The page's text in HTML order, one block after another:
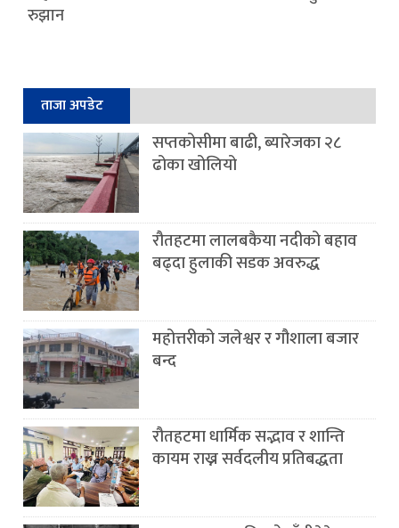
रुझान
ताजा अपडेट
सप्तकोसीमा बाढी, ब्यारेजका २८
ढोका खोलियो
रौतहटमा लालबकैया नदीको बहाव
बढ्दा हुलाकी सडक अवरुद्ध
महोत्तरीको जलेश्वर र गौशाला बजार
बन्द
रौतहटमा धार्मिक सद्भाव र शान्ति
कायम राख्न सर्वदलीय प्रतिबद्धता